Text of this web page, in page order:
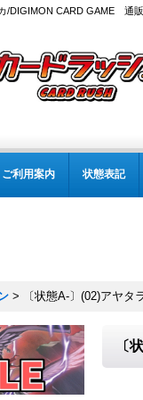
/DIGIMON CARD GAME 通
ご利用案内 状態表記
> 〔状態A-〕(02)アヤ
〔